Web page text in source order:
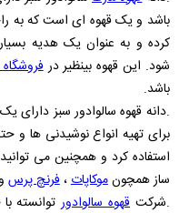
باشد و یک قهوه ای است که به
کرده و به عنوان یک هدیه
شود. این قهوه بینظیر در
باشد.
.دانه قهوه سالوادور سبز
برای تهیه انواع نوشیدنی ها و
استفاده کرد و همچنین می
ساز همچونموکاپات،فرنچ پرس
.شرکت قهوه سالوادورتوانسته